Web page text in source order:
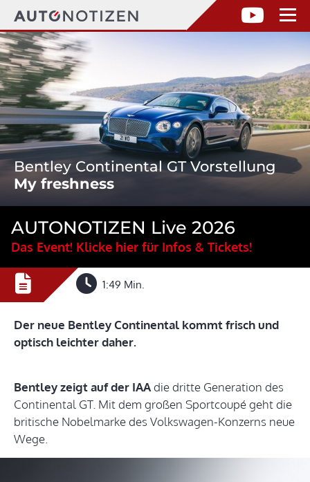
Bentley Continental GT Vorstellung
My freshness
AUTONOTIZEN Live 2026
Das Event! Klicke hier für Infos & Tickets!
1:49 Min.
Der neue Bentley Continental kommt frisch und
optisch leichter daher.
Bentley zeigt auf der IAAdie dritte Generation des
Continental GT. Mit dem großen Sportcoupé geht die
britische Nobelmarke des Volkswagen-Konzerns neue
Wege.